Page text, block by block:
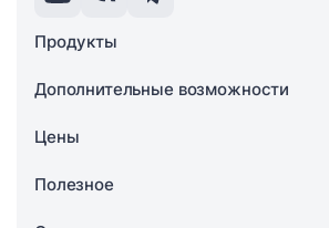
Продукты
Дополнительные возможности
Цены
Полезное